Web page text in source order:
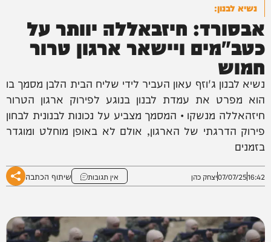
נשיא לבנון:
אבסורד: חיזבאללה יוותר על
כטב"מים ויישאר ארגון טרור
חמוש
נשיא לבנון ג'וזף עאון העביר לידי שליח הבית הלבן מסמך בו
הוא מפרט את עמדת לבנון בנוגע לפירוק ארגון הטרור
חיזהאללה מנשקו • המסמך מצביע על נכונות לבנונית לבחון
פירוק הדרגתי של הארגון, אולם לא באופן מוחלט ומוגדר
בזמנים
16:42
07/07/25יצחק כהן אין תגובות שיתוף הכתבה